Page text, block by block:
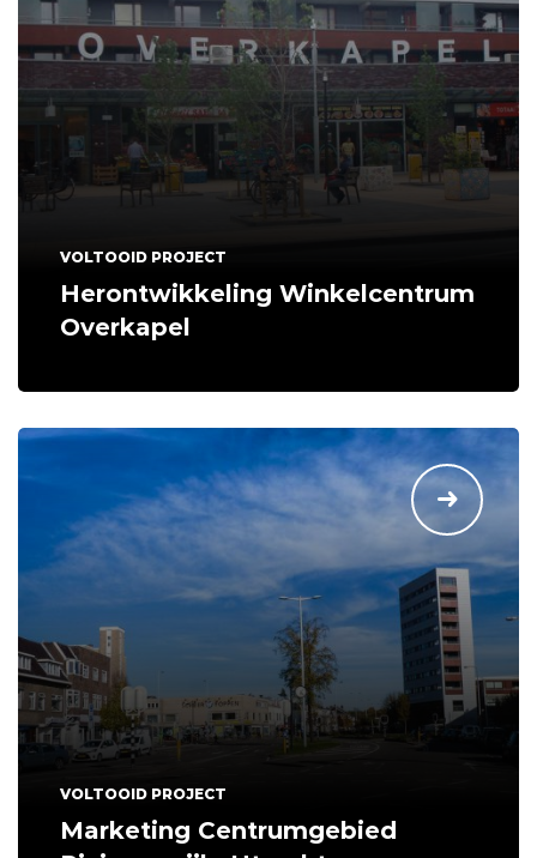
VOLTOOID PROJECT
Herontwikkeling Winkelcentrum
Overkapel
VOLTOOID PROJECT
Marketing Centrumgebied